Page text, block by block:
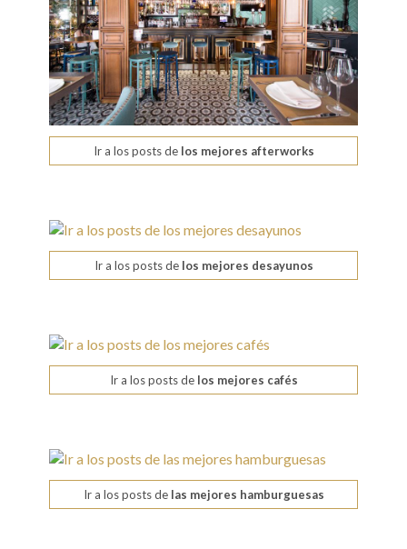
Ir a los posts delos mejores afterworks
Ir a los posts delos mejores desayunos
Ir a los posts delos mejores cafés
Ir a los posts delas mejores hamburguesas